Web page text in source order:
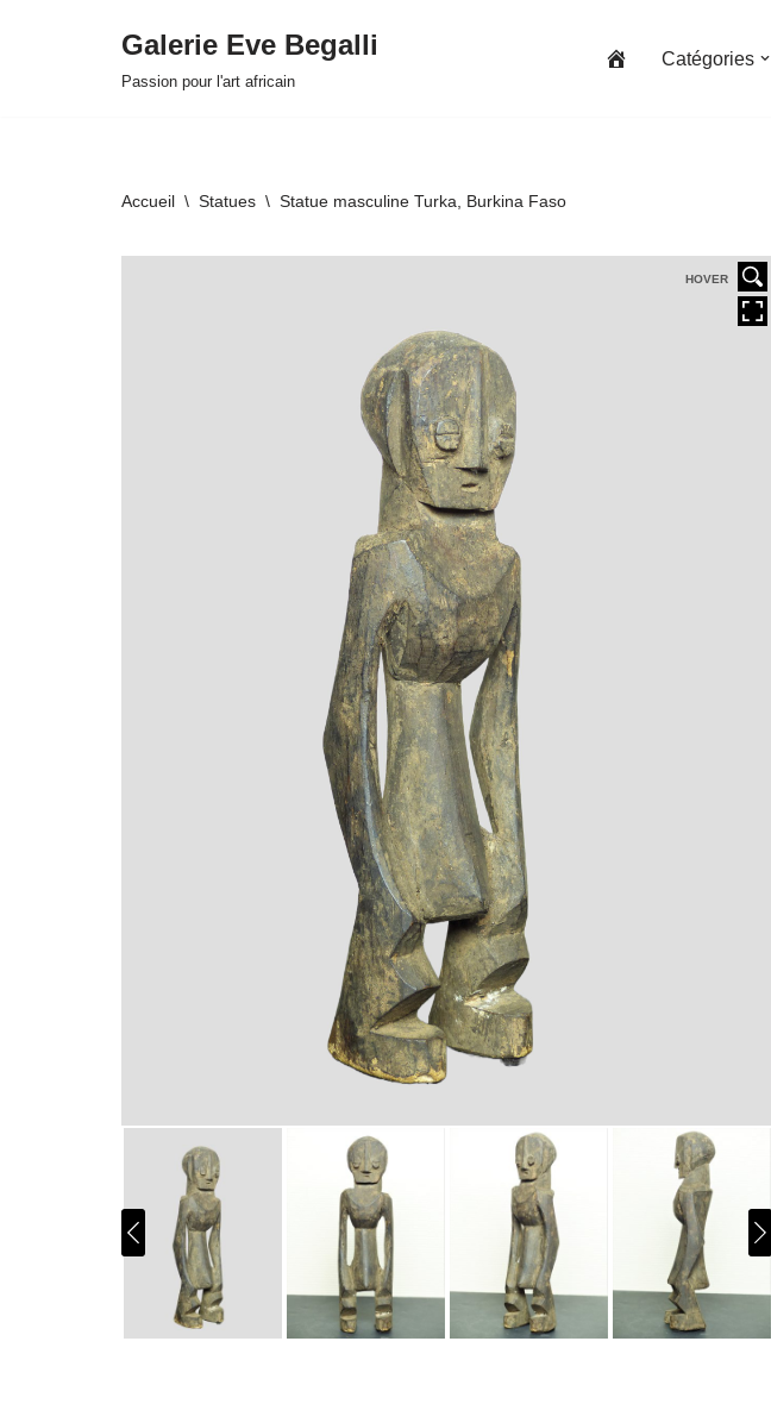
Galerie Eve Begalli
Passion pour l'art africain
Catégories
Accueil \ Statues \ Statue masculine Turka, Burkina Faso
HOVER